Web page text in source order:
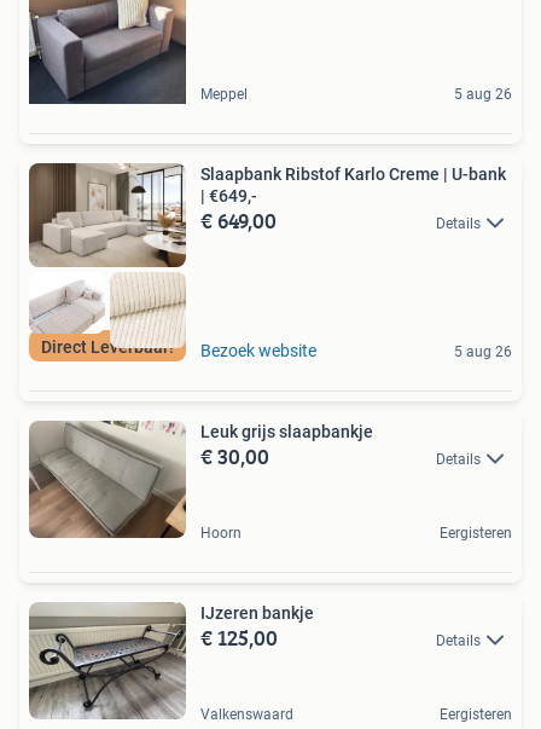
Meppel 5 aug 26
Direct Leverbaar!
Slaapbank Ribstof Karlo Creme | U-bank
| €649,-
€ 649,00 Details
Bezoek website 5 aug 26
Leuk grijs slaapbankje
€ 30,00 Details
Hoorn Eergisteren
IJzeren bankje
€ 125,00 Details
Valkenswaard Eergisteren